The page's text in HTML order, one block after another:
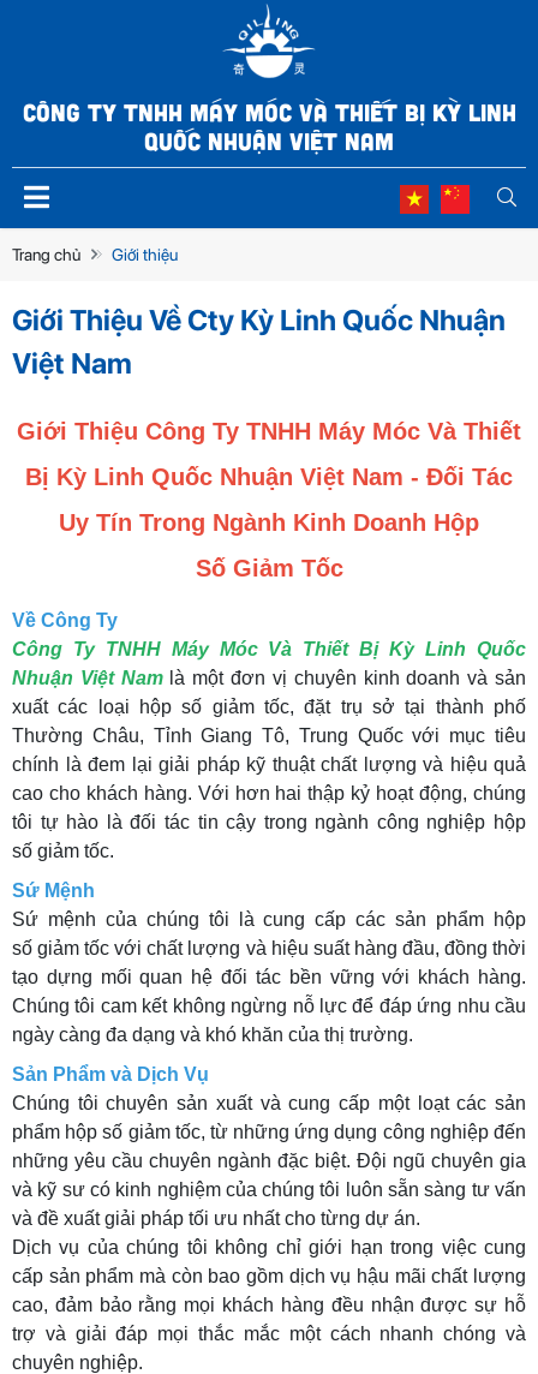
CÔNG TY TNHH MÁY MÓC VÀ THIẾT BỊ KỲ LINH
QUỐC NHUẬN VIỆT NAM
Trang chủ Giới thiệu
Giới Thiệu Về Cty Kỳ Linh Quốc Nhuận
Việt Nam
Giới Thiệu Công Ty TNHH Máy Móc Và Thiết
Bị Kỳ Linh Quốc Nhuận Việt Nam - Đối Tác
Uy Tín Trong Ngành Kinh Doanh Hộp
Số Giảm Tốc
Về Công Ty
Công Ty TNHH Máy Móc Và Thiết Bị Kỳ Linh Quốc
Nhuận Việt Namlà một đơn vị chuyên kinh doanh và sản
xuất các loại hộp số giảm tốc, đặt trụ sở tại thành phố
Thường Châu, Tỉnh Giang Tô, Trung Quốc với mục tiêu
chính là đem lại giải pháp kỹ thuật chất lượng và hiệu quả
cao cho khách hàng. Với hơn hai thập kỷ hoạt động, chúng
tôi tự hào là đối tác tin cậy trong ngành công nghiệp hộp
số giảm tốc.
Sứ Mệnh
Sứ mệnh của chúng tôi là cung cấp các sản phẩm hộp
số giảm tốc với chất lượng và hiệu suất hàng đầu, đồng thời
tạo dựng mối quan hệ đối tác bền vững với khách hàng.
Chúng tôi cam kết không ngừng nỗ lực để đáp ứng nhu cầu
ngày càng đa dạng và khó khăn của thị trường.
Sản Phẩm và Dịch Vụ
Chúng tôi chuyên sản xuất và cung cấp một loạt các sản
phẩm hộp số giảm tốc, từ những ứng dụng công nghiệp đến
những yêu cầu chuyên ngành đặc biệt. Đội ngũ chuyên gia
và kỹ sư có kinh nghiệm của chúng tôi luôn sẵn sàng tư vấn
và đề xuất giải pháp tối ưu nhất cho từng dự án.
Dịch vụ của chúng tôi không chỉ giới hạn trong việc cung
cấp sản phẩm mà còn bao gồm dịch vụ hậu mãi chất lượng
cao, đảm bảo rằng mọi khách hàng đều nhận được sự hỗ
trợ và giải đáp mọi thắc mắc một cách nhanh chóng và
chuyên nghiệp.